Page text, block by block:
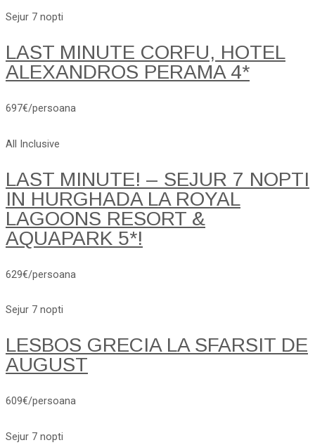
Sejur 7 nopti
LAST MINUTE CORFU, HOTEL
ALEXANDROS PERAMA 4*
697€/persoana
All Inclusive
LAST MINUTE! – SEJUR 7 NOPTI
IN HURGHADA LA ROYAL
LAGOONS RESORT &
AQUAPARK 5*!
629€/persoana
Sejur 7 nopti
LESBOS GRECIA LA SFARSIT DE
AUGUST
609€/persoana
Sejur 7 nopti